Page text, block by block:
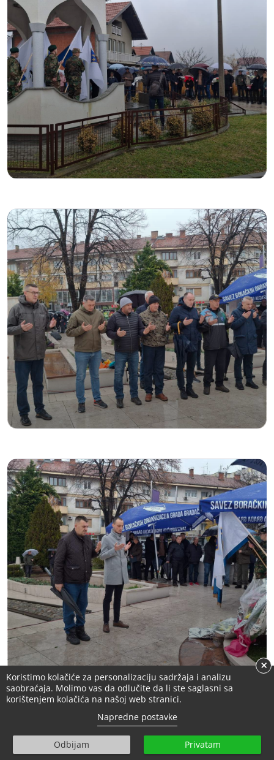
Koristimo kolačiće za personalizaciju sadržaja i analizu
saobraćaja. Molimo vas da odlučite da li ste saglasni sa
korištenjem kolačića na našoj web stranici.
Napredne postavke
Odbijam Privatam
×